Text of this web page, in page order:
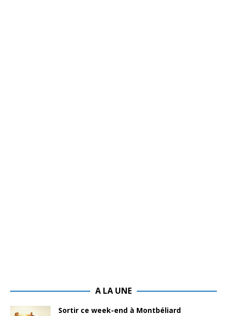
A LA UNE
Sortir ce week-end à Montbéliard